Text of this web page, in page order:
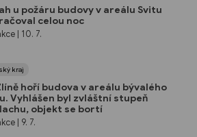
u požáru budovy v areálu Svitu
celou noc
| 10. 7.
kraj
hoří budova v areálu bývalého
Vyhlášen byl zvláštní stupeň
objekt se bortí
| 9. 7.